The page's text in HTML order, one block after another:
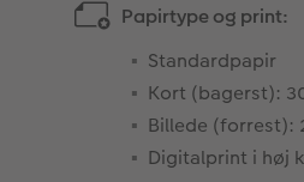
Papirtype og print:
Standardpapir
Kort (bagerst):
Billede (forrest):
Digitalprint i høj